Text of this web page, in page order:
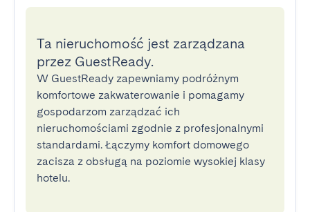
Ta nieruchomość jest zarządzana
przez GuestReady.
W GuestReady zapewniamy podróżnym
komfortowe zakwaterowanie i pomagamy
gospodarzom zarządzać ich
nieruchomościami zgodnie z profesjonalnymi
standardami. Łączymy komfort domowego
zacisza z obsługą na poziomie wysokiej klasy
hotelu.